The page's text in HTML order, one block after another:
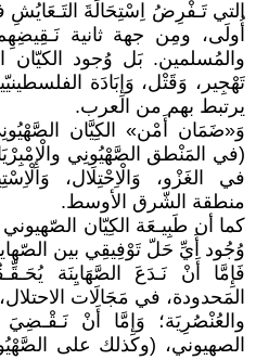
التي تَـفْرِضُ اِسْتِحَالَةَ التَـعَايُشِ
أُولَى، ومِن جهة ثانية
والمُسلمين. بَل وُجود الكيّان
تَهْجِير، وَقَتْل، وَإِبَادَة
يرتبط بهم من العرب.
وَ«ضَمَان أَمْن» الكِيَّان
(في المَنْطق الصَّهْيُونِي
في الغَزْو، وَالْاِحْتِلَال،
منطقة الشّرق الأوسط.
كما أن طَبِيـعَة الكِيّان
وُجُود أَيِّ حَلّ تَوْفِيقِي بين
فَإِمَّا أَنْ نَـدَعَ الصَّهَايِنَة
المَحدودة، في مَجَالَات
والعُنْصُرِيَة؛ وَإِمَّا أَنْ نَـقْـضِيَ
الصهيوني، (وكذلك على